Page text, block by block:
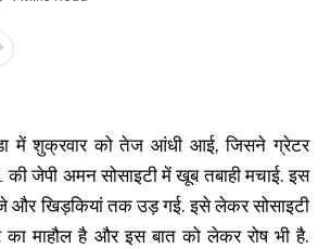
में शुक्रवार को तेज आंधी आई, जिसने ग्रेटर
जेपी अमन सोसाइटी में खूब तबाही मचाई. इस
और खिड़कियां तक उड़ गई. इसे लेकर सोसाइटी
माहौल है और इस बात को लेकर रोष भी है.